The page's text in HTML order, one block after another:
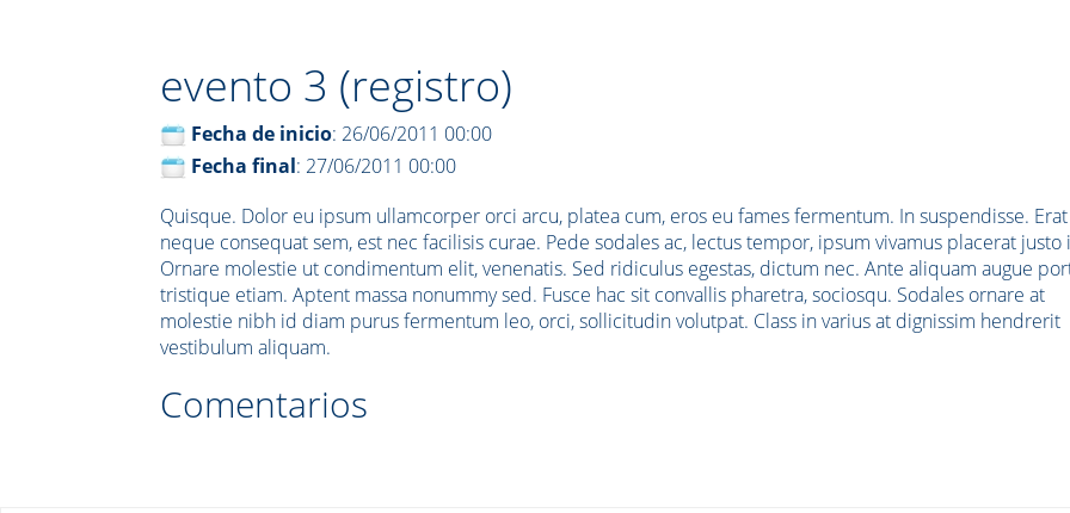
evento 3 (registro)
Fecha de inicio: 26/06/2011 00:00
Fecha final: 27/06/2011 00:00
Quisque. Dolor eu ipsum ullamcorper orci arcu, platea cum, eros eu fames fermentum. In suspendisse. Erat
neque consequat sem, est nec facilisis curae. Pede sodales ac, lectus tempor, ipsum vivamus placerat justo
Ornare molestie ut condimentum elit, venenatis. Sed ridiculus egestas, dictum nec. Ante aliquam augue
tristique etiam. Aptent massa nonummy sed. Fusce hac sit convallis pharetra, sociosqu. Sodales ornare at
molestie nibh id diam purus fermentum leo, orci, sollicitudin volutpat. Class in varius at dignissim hendrerit
vestibulum aliquam.
Comentarios